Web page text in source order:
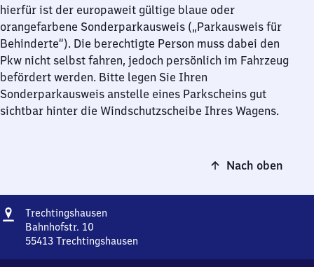
hierfür ist der europaweit gültige blaue oder
orangefarbene Sonderparkausweis („Parkausweis für
Behinderte“). Die berechtigte Person muss dabei den
Pkw nicht selbst fahren, jedoch persönlich im Fahrzeug
befördert werden. Bitte legen Sie Ihren
Sonderparkausweis anstelle eines Parkscheins gut
sichtbar hinter die Windschutzscheibe Ihres Wagens.
Nach oben
Adresse
Trechtingshausen
Bahnhofstr. 10
55413 Trechtingshausen